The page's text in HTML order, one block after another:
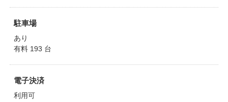
駐車場
あり
有料 193 台
電子決済
利用可